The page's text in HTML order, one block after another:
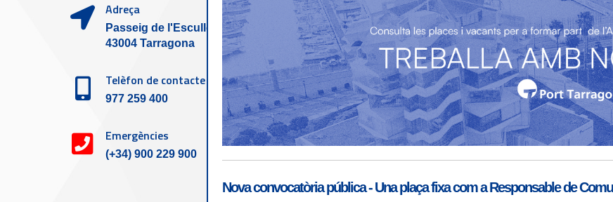
Adreça
Passeig de l'Escullera s/n,
43004 Tarragona
Telèfon de contacte
977 259 400
Emergències
(+34) 900 229 900
Telèfon de contacte
977 259 462
Email de contacte
sac@porttarragona.cat
Informació SAC
Accès a SAC ( Servei
Partners
Nova convocatòria pública - Una plaça fixa com a Responsable de